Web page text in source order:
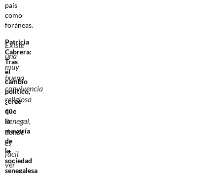
país
como
foráneas.
Existe
una
muy
buena
convivencia
religiosa
en
Senegal,
donde
es
fácil
ver
Patricia
Cabrera:
Tras
el
cambio
político,
¿cree
que
la
mayoría
de
la
sociedad
senegalesa